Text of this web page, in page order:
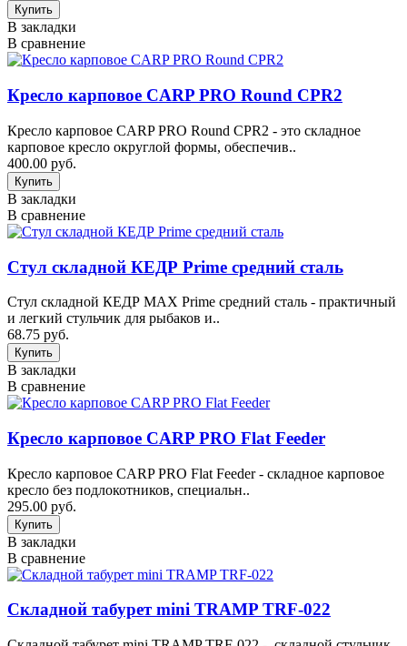
В закладки
В сравнение
Кресло карповое CARP PRO Round CPR2
Кресло карповое CARP PRO Round CPR2 - это складное
карповое кресло округлой формы, обеспечив..
400.00 руб.
В закладки
В сравнение
Стул складной КЕДР Prime средний сталь
Стул складной КЕДР MAX Prime средний сталь - практичный
и легкий стульчик для рыбаков и..
68.75 руб.
В закладки
В сравнение
Кресло карповое CARP PRO Flat Feeder
Кресло карповое CARP PRO Flat Feeder - складное карповое
кресло без подлокотников, специальн..
295.00 руб.
В закладки
В сравнение
Складной табурет mini TRAMP TRF-022